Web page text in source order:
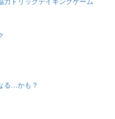
る…かも？